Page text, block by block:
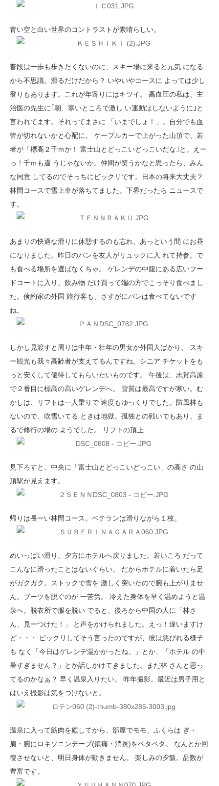
青い空と白い世界のコントラストが素晴らしい。
普段は一歩も歩きたくないのに、スキー場に来ると元気 になる
から不思議。滑るだけだから？ いやいやコースに よっては少し
登りもあります。これが年寄りにはキツイ。 高血圧の私は、主
治医の先生に｢朝、寒いところで激し い運動はしないように｣と
言われてます。それってまさに 「いまでしょ！」。自分でも血
管が切れないかと心配に。 ケーブルカーで上がった山頂で、若
者が「標高２千ｍか！ 富士山とどっこいどっこいだな｣と。えー
っ！千ｍも違 うじゃないか。仲間が笑うかなと思ったら、みん
な同意 してるのでそっちにビックリです。日本の将来大丈夫？
林間コースで雪上車が落ちてました。下界だったら ニュースで
す。
あまりの快適な滑りに休憩するのも忘れ、あっという間 にお昼
になりました。昨日のパンを友人がリュックに入 れて持参。で
も食べる場所を選ばなくちゃ。 ゲレンデの中腹にある広いフー
ドコートに入り、飲み物 だけ買って端の方でこっそり食べまし
た。倹約家の外国 旅行客も、さすがにパンは食べてないです
ね。
しかし見渡すと周りは中年・壮年の男女か外国人ばかり。 スキ
ー観光も我々高齢者が支えてるんですね。シニア チケットをも
っと安くして優待してもらいたいものです。 午後は、志賀高原
で２番目に標高の高いゲレンデへ。 雪質は最高ですが寒い。む
かしは、リフトは一人乗りで 速度もゆっくりでした。防風林も
ないので、吹雪いてる ときは地獄。孤独との戦いでもあり、ま
るで修行の場の ようでした。 リフトの頂上
見下ろすと、中央に「富士山とどっこいどっこい」の高さ の山
頂駅が見えます。
帰りは長ーい林間コース。ベテランは滑りながら１枚。
めいっぱい滑り、夕方にホテルへ戻りました。若いころ だって
こんなに滑ったことはないぐらい。 だからホテルに着いたら足
がガクガク。ストックで雪を 激しく突いたので腕も上がりませ
ん。ブーツを脱ぐのが 一苦労。 冷えた身体を早く温めようと温
泉へ。脱衣所で服を脱い でると、後ろから中国の人に「林さ
ん、見ーつけた！」 と声をかけられました。えっ！違いますけ
ど・・・ ビックリしてそう言ったのですが、彼は悪びれる様子
も なく「今日はゲレンデ温かかったね。」とか、「ホテル の中
暑すぎません？」とか話しかけてきました。まだ林 さんと思っ
てるのかなぁ？ 早く温泉入りたい。 昨年撮影。最近は男子用と
はいえ撮影は気をつけないと。
温泉に入って筋肉を癒してから、部屋でモモ、ふくらは ぎ・
肩・腕にロキソニンテープ(鎮痛・消炎)をペタペタ。 なんとか回
復させないと、明日身体が動きません。 楽しみの夕飯。品数が
豊富です。